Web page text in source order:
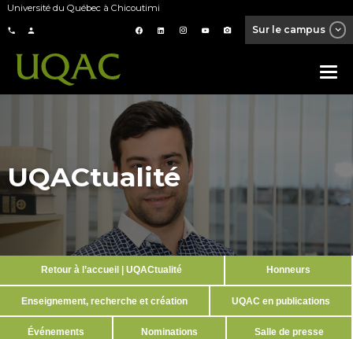
Université du Québec à Chicoutimi
Sur le campus
UQACtualité
Retour à l’accueil | UQACtualité Honneurs
Enseignement, recherche et création UQAC en publications
Événements Nominations Salle de presse